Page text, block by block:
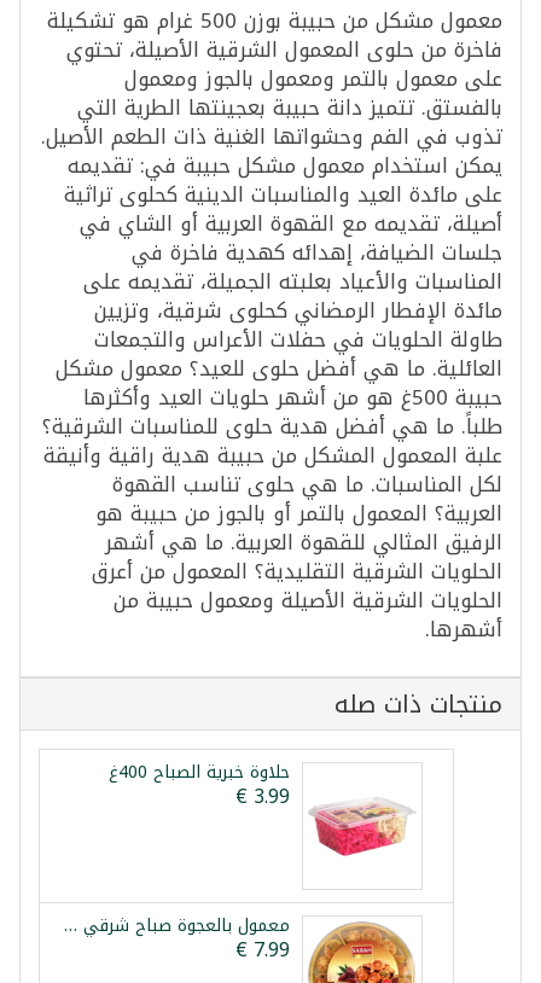
معمول مشكل من حبيبة بوزن 500 غرام هو تشكيلة
فاخرة من حلوى المعمول الشرقية الأصيلة، تحتوي
على معمول بالتمر ومعمول بالجوز ومعمول
بالفستق. تتميز دانة حبيبة بعجينتها الطرية التي
تذوب في الفم وحشواتها الغنية ذات الطعم الأصيل.
يمكن استخدام معمول مشكل حبيبة في: تقديمه
على مائدة العيد والمناسبات الدينية كحلوى تراثية
أصيلة، تقديمه مع القهوة العربية أو الشاي في
جلسات الضيافة، إهدائه كهدية فاخرة في
المناسبات والأعياد بعلبته الجميلة، تقديمه على
مائدة الإفطار الرمضاني كحلوى شرقية، وتزيين
طاولة الحلويات في حفلات الأعراس والتجمعات
العائلية. ما هي أفضل حلوى للعيد؟ معمول مشكل
حبيبة 500غ هو من أشهر حلويات العيد وأكثرها
طلباً. ما هي أفضل هدية حلوى للمناسبات الشرقية؟
علبة المعمول المشكل من حبيبة هدية راقية وأنيقة
لكل المناسبات. ما هي حلوى تناسب القهوة
العربية؟ المعمول بالتمر أو بالجوز من حبيبة هو
الرفيق المثالي للقهوة العربية. ما هي أشهر
الحلويات الشرقية التقليدية؟ المعمول من أعرق
الحلويات الشرقية الأصيلة ومعمول حبيبة من
أشهرها.
منتجات ذات صله
حلاوة خبرية الصباح 400غ
معمول بالعجوة صباح شرقي 350غ